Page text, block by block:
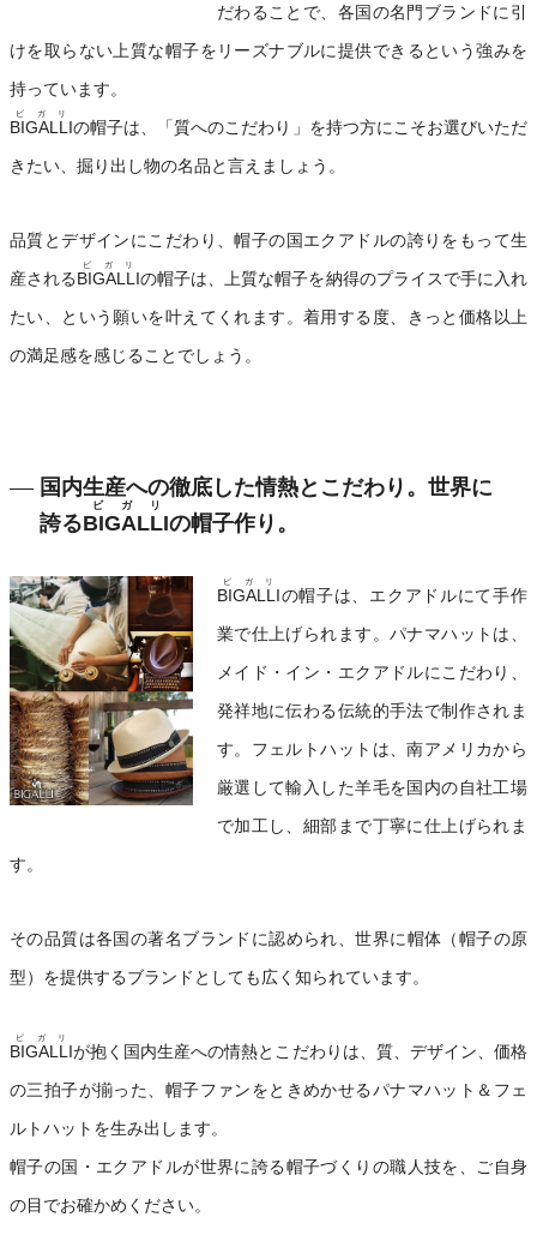
だわることで、各国の名門ブランドに引
けを取らない上質な帽子をリーズナブルに提供できるという強みを
持っています。
BIGALLI
ビガリ
の帽子は、「質へのこだわり」を持つ方にこそお選びいただ
きたい、掘り出し物の名品と言えましょう。
品質とデザインにこだわり、帽子の国エクアドルの誇りをもって生
産されるBIGALLI
ビガリ
の帽子は、上質な帽子を納得のプライスで手に入れ
たい、という願いを叶えてくれます。着用する度、きっと価格以上
の満足感を感じることでしょう。
国内生産への徹底した情熱とこだわり。世界に
誇るBIGALLI
ビガリ
の帽子作り。
BIGALLI
ビガリ
の帽子は、エクアドルにて手作
業で仕上げられます。パナマハットは、
メイド・イン・エクアドルにこだわり、
発祥地に伝わる伝統的手法で制作されま
す。フェルトハットは、南アメリカから
厳選して輸入した羊毛を国内の自社工場
で加工し、細部まで丁寧に仕上げられま
す。
その品質は各国の著名ブランドに認められ、世界に帽体（帽子の原
型）を提供するブランドとしても広く知られています。
BIGALLI
ビガリ
が抱く国内生産への情熱とこだわりは、質、デザイン、価格
の三拍子が揃った、帽子ファンをときめかせるパナマハット＆フェ
ルトハットを生み出します。
帽子の国・エクアドルが世界に誇る帽子づくりの職人技を、ご自身
の目でお確かめください。